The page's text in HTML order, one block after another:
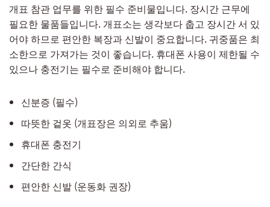
개표 참관 업무를 위한 필수 준비물입니다. 장시간 근무에
필요한 물품들입니다. 개표소는 생각보다 춥고 장시간 서 있
어야 하므로 편안한 복장과 신발이 중요합니다. 귀중품은 최
소한으로 가져가는 것이 좋습니다. 휴대폰 사용이 제한될 수
있으나 충전기는 필수로 준비해야 합니다.
신분증 (필수)
따뜻한 겉옷 (개표장은 의외로 추움)
휴대폰 충전기
간단한 간식
편안한 신발 (운동화 권장)